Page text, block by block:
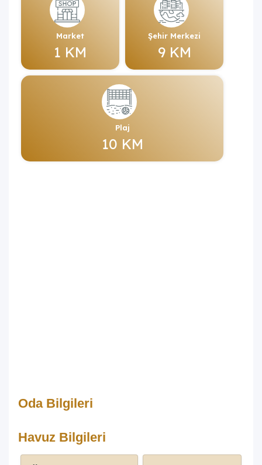
Market
1 KM
Şehir Merkezi
9 KM
Plaj
10 KM
Oda Bilgileri
Havuz Bilgileri